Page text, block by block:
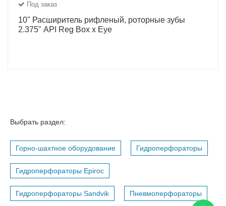
Под заказ
10" Расширитель рифленый, роторные зубы
2.375" API Reg Box x Eye
Выбрать раздел:
Горно-шахтное оборудование Гидроперфораторы
Гидроперфораторы Epiroc
Гидроперфораторы Sandvik Пневмоперфораторы